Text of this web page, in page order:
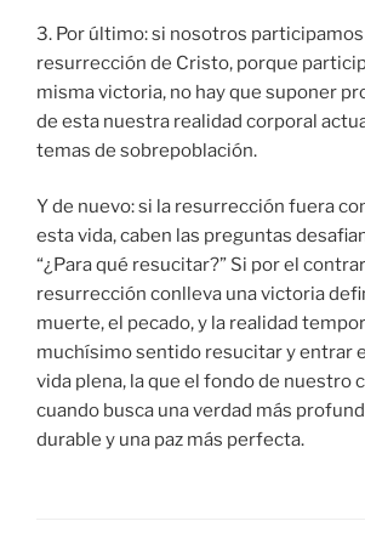
3. Por último: si nosotros
resurrección de Cristo, porque
misma victoria, no hay que suponer
de esta nuestra realidad corporal
temas de sobrepoblación.
Y de nuevo: si la resurrección fuera
esta vida, caben las preguntas
“¿Para qué resucitar?” Si por el
resurrección conlleva una victoria
muerte, el pecado, y la realidad
muchísimo sentido resucitar y entrar
vida plena, la que el fondo de nuestro
cuando busca una verdad más
durable y una paz más perfecta.